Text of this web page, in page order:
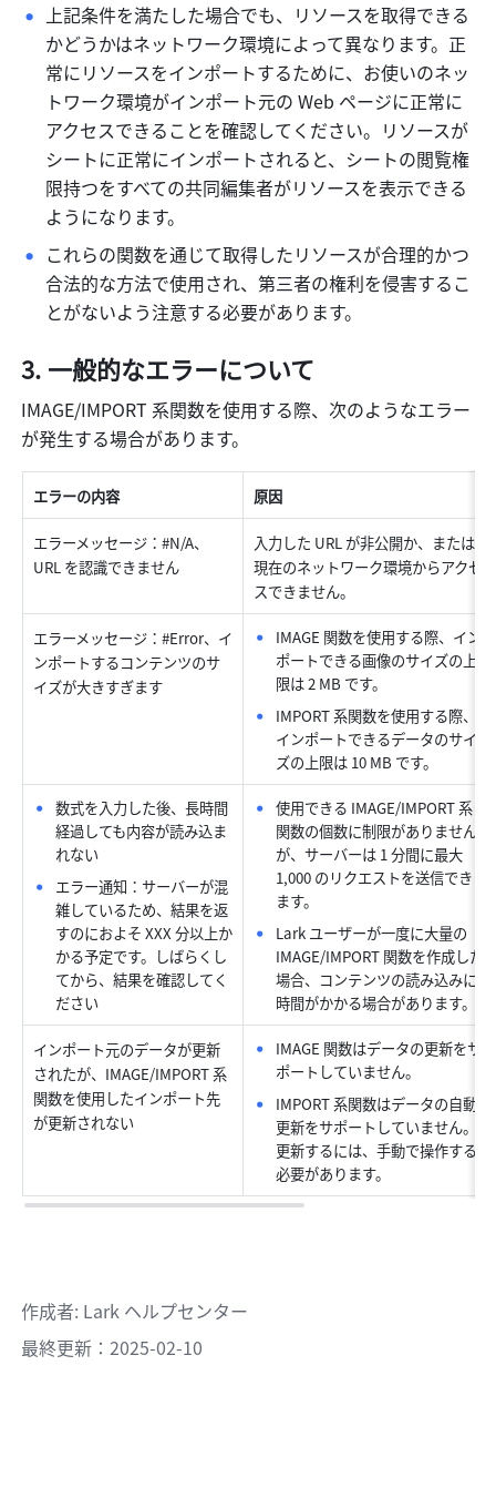
上記条件を満たした場合でも、リソースを取得できる
かどうかはネットワーク環境によって異なります。正
常にリソースをインポートするために、お使いのネッ
トワーク環境がインポート元の Web ページに正常に
アクセスできることを確認してください。リソースが
シートに正常にインポートされると、シートの閲覧権
限持つをすべての共同編集者がリソースを表示できる
ようになります。
これらの関数を通じて取得したリソースが合理的かつ
合法的な方法で使用され、第三者の権利を侵害するこ
とがないよう注意する必要があります。
一般的なエラーについて
IMAGE/IMPORT 系関数を使用する際、次のようなエラー
が発生する場合があります。
エラーの内容 原因
エラーメッセージ：#N/A、
URL を認識できません
入力した URL が非公開か、または
現在のネットワーク環境からアクセ
スできません。
エラーメッセージ：#Error、イ
ンポートするコンテンツのサ
イズが大きすぎます
IMAGE 関数を使用する際、イン
ポートできる画像のサイズの上
限は 2 MB です。
IMPORT 系関数を使用する際、
インポートできるデータのサイ
ズの上限は 10 MB です。
数式を入力した後、長時間
経過しても内容が読み込ま
れない
エラー通知：サーバーが混
雑しているため、結果を返
すのにおよそ XXX 分以上か
かる予定です。しばらくし
てから、結果を確認してく
ださい
使用できる IMAGE/IMPORT 系
関数の個数に制限がありません
が、サーバーは 1 分間に最大
1,000 のリクエストを送信でき
ます。
Lark ユーザーが一度に大量の
IMAGE/IMPORT 関数を作成した
場合、コンテンツの読み込みに
時間がかかる場合があります。
インポート元のデータが更新
されたが、IMAGE/IMPORT 系
関数を使用したインポート先
が更新されない
IMAGE 関数はデータの更新をサ
ポートしていません。
IMPORT 系関数はデータの自動
更新をサポートしていません。
更新するには、手動で操作する
必要があります。
作成者: Lark ヘルプセンター
最終更新：2025-02-10